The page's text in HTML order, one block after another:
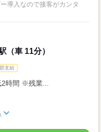
（車 11分）
支給
時間 ※残業...